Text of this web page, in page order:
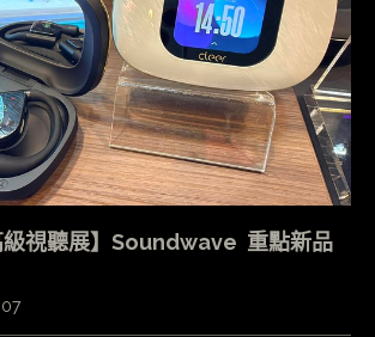
級視聽展】Soundwave 重點新品